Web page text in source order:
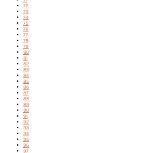
72
73
74
75
76
77
78
79
80
81
82
83
84
85
86
87
88
89
90
91
92
93
94
95
96
97